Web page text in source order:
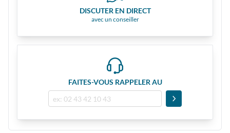
DISCUTER EN DIRECT
avec un conseiller
FAITES-VOUS RAPPELER AU